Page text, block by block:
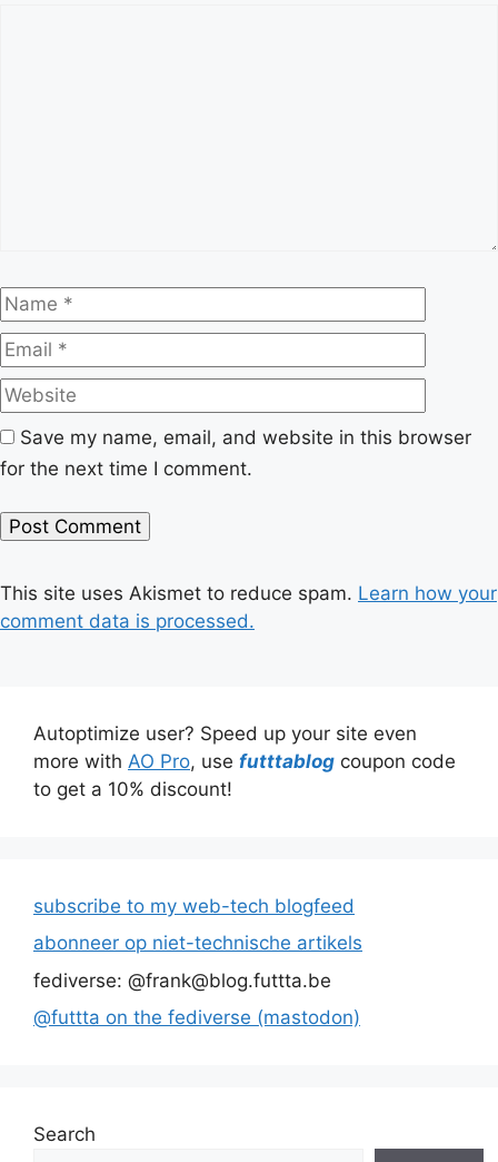
Name
Save my name, email, and website in this browser
for the next time I comment.
This site uses Akismet to reduce spam. Learn how your
comment data is processed.
Autoptimize user? Speed up your site even
more with AO Pro, use futttablog coupon code
to get a 10% discount!
subscribe to my web-tech blogfeed
abonneer op niet-technische artikels
fediverse: @frank@blog.futtta.be
@futtta on the fediverse (mastodon)
Search